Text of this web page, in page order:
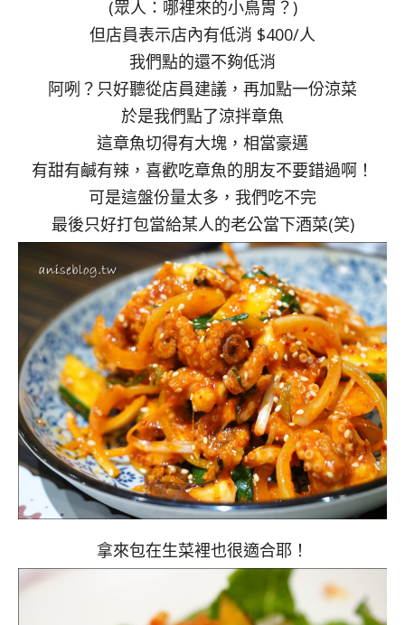
(眾人：哪裡來的小鳥胃？)
但店員表示店內有低消 $400/人
我們點的還不夠低消
阿咧？只好聽從店員建議，再加點一份涼菜
於是我們點了涼拌章魚
這章魚切得有大塊，相當豪邁
有甜有鹹有辣，喜歡吃章魚的朋友不要錯過啊！
可是這盤份量太多，我們吃不完
最後只好打包當給某人的老公當下酒菜(笑)
拿來包在生菜裡也很適合耶！